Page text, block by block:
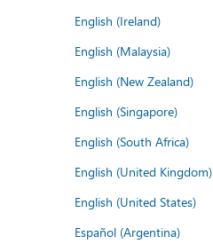
English (Ireland)
English (Malaysia)
English (New Zealand)
English (Singapore)
English (South Africa)
English (United Kingdom)
English (United States)
Español (Argentina)